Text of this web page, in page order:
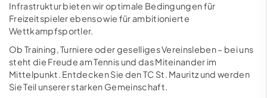
Infrastruktur bieten wir optimale Bedingungen für
Freizeitspieler ebenso wie für ambitionierte
Wettkampfsportler.
Ob Training, Turniere oder geselliges Vereinsleben – bei uns
steht die Freude am Tennis und das Miteinander im
Mittelpunkt. Entdecken Sie den TC St. Mauritz und werden
Sie Teil unserer starken Gemeinschaft.